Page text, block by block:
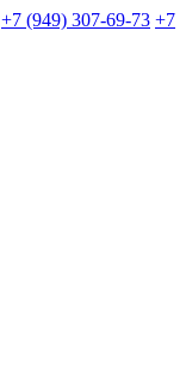
+7 (949) 307-69-73 +7